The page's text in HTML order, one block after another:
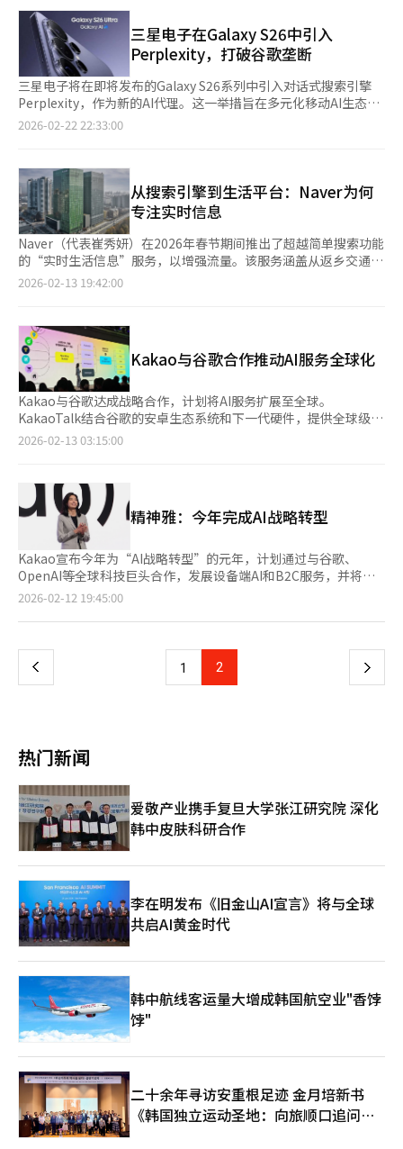
而为发育障碍儿童和慢速学习者设计的‘简易书籍’也被认可为提
升社会包容性的设计案例。郑旭俊，LG电子设计管理中心主任表
示：“我们将从未来准备的角度加强核心业务，发掘新的增长机
会，持续推进以客户为中心的设计创新。”※ 本报道经人工智能
（AI）系统翻译与编辑。
（UI）等9个领域的设计差异性和影响力。三星电子此次在产品、
UX、沟通、概念、服务设计等各领域共获77项奖项，表现出色。
金奖作品“音乐工作室5”以球体和点为灵感，设计成物件型无线
音箱，平时可作为装饰品，前面板微孔设计提供强大音效，设计与
音质兼具。另一金奖作品“可持续家电消耗品概念”利用生产过程
中产生的废料再加工为消耗品材料，并通过颜色区分不同处理方
式，便于用户识别。产品类奖项还包括超薄轻量设计的“Galaxy
S25 Edge”、减少屏幕失真的投影仪“The Freestyle+”、一体
Signage”等。软件类奖项则有增强移动AI体验的“One UI 7”和
分析家电状态及用户模式的智能家居功能“Home Insight”。马
乌罗·波尔奇尼，三星电子首席设计官（CDO），表示：“设计不
仅是产品或客户体验，更是融入人们情感和日常生活的体验。我们
将继续扩展以人为本的沉浸式体验。”※ 本报道经人工智能（AI）
系统翻译与编辑。
三星电子在Galaxy S26中引入
Perplexity，打破谷歌垄断
三星电子将在即将发布的Galaxy S26系列中引入对话式搜索引擎
Perplexity，作为新的AI代理。这一举措旨在多元化移动AI生态系
统，减少对谷歌Gemini的依赖，并为用户提供更多选择。22日，
是“无缝整合”。用户只需按下设备侧面按钮或说出“Hey
Flex”，即可立即启动Perplexity。Perplexity不仅能回答问题，
还能大幅增强设备控制权限，与三星笔记、图库、提醒等应用无缝
连接。例如，用户只需说“将2月26日凌晨3点的Galaxy
Unpacked 2026活动添加到提醒中”，即可完成操作，无需打开
应用。这表明AI代理正从信息搜索向实际操作进化。三星电子表
示，随着AI在日常生活中的应用增加，单一代理难以满足用户多样
化需求。调查显示，80%的AI用户交替使用两个以上的代理。◆
摆脱对谷歌的依赖并实现差异化。去年，三星在Galaxy S24中与谷
歌合作推出了“Circle to Search”，但为了在安卓阵营中与谷歌
Pixel手机和中国制造商区分开来，三星需要独特的武器。
Perplexity被誉为“谷歌的对手”，在提供准确答案和实时信息搜
索方面优于ChatGPT和Gemini。通过与Perplexity合作，三星在
搜索和信息探索方面建立了强大的AI组合。三星的“开放合作”战
略与苹果的封闭生态系统形成鲜明对比。苹果将ChatGPT整合到
其“Apple Intelligence”中，而三星则将谷歌、微软、
心”战略。三星电子MX事业部开发室长崔元俊表示，通过开放合
作，三星扩展了Galaxy设备的AI体验，并将推动AI体验的普及。此
次引入Perplexity预计将对即将发布的Galaxy S26的销量产生积极
影响。在硬件同质化导致换机需求放缓的智能手机市场，拥有“最
聪明的助手”将成为消费者的强大购买动机。业界关注三星主导
的“多AI代理”时代将如何改变移动使用模式。※ 本报道经人工智
能（AI）系统翻译与编辑。
2026-02-22 22:33:00
从搜索引擎到生活平台：Naver为何
专注实时信息
Naver（代表崔秀妍）在2026年春节期间推出了超越简单搜索功能
的“实时生活信息”服务，以增强流量。该服务涵盖从返乡交通状
况到机场出发大厅等待时间，以及假期期间运营的医院信息，旨在
活信息。特别值得注意的是数据的“实时性”和“覆盖面扩大”。
机场信息的提升是最显著的变化。Naver从此次假期开始，将实时
等待信息服务扩展到仁川国际机场第二航站楼。用户可以通过搜
索“仁川机场出发大厅等待时间”或“金浦机场登机时间”来获取
当前等待人数和预计时间，几乎精确到秒。该服务还包括金浦、金
海、济州等主要国内机场的登机时间信息，并结合机场停车场实时
状态、免税店营业时间和航班信息，旨在消除旅客的不确定性。这
被解读为在后疫情时代，平台试图锁定爆炸性增长的海外旅行需
期期间营业的医院和药店信息，并与官方网站链接。考虑到国内用
户在紧急情况下对门户搜索的依赖，还整理了电视特选电影、节庆
和演出信息。搜索“2026年”时，还提供今年变化的主要制度信
息，如2026年最低工资、国民年金保险费率变化、青年未来储蓄
计划启动等经济政策信息，以卡片新闻形式提高信息可达性。业内
分析认为，Naver此举是应对生成式AI时代的“数据堡垒化”战
略。尽管ChatGPT等AI搜索服务崛起，但韩国的节假日交通状况
或本地医院营业时间等“超本地”实时数据仍是Naver的独特竞争
力。如果全球科技巨头在通用知识信息上占优，Naver则通过优化
表演变为即时提供用户所需答案的“答案型搜索”。◆
与“CUE:”结合的个性化助手进化未来，Naver的节日服务将与其
AI搜索服务“CUE:”及“HyperCLOVA X”结合，进一步提升。目
Naver相关人士表示：“为了最大限度减少用户在假期期间的不
来，我们将继续结合AI技术，主动提供符合用户搜索意图的定制信
息。”※ 本报道经人工智能（AI）系统翻译与编辑。
2026-02-13 19:42:00
Kakao与谷歌合作推动AI服务全球化
Kakao与谷歌达成战略合作，计划将AI服务扩展至全球。
KakaoTalk结合谷歌的安卓生态系统和下一代硬件，提供全球级AI
体验。Kakao代表郑信雅在2025年业绩发布会上宣布与谷歌的战
Kanana仅在部分iOS设备上试运行。通过与谷歌合作，Kakao将
优化Kanana服务以适应安卓系统，计划向占韩国市场70%以上的
安卓用户开放AI服务。◆ 安卓优化助力“Kanana”腾飞合作还将
扩展至可穿戴设备。Kakao与谷歌共同开发适用于下一代AI眼镜的
用户界面和体验，目标是通过眼镜实现免提AI生活方式。Kakao计
划在未来设备竞争中成为“必备界面”，而谷歌则通过KakaoTalk
在韩国市场的高占有率，获取其硬件的核心内容。在基础设施方
面，Kakao将大幅引入谷歌的AI专用芯片TPU。郑代表表示，正在
讨论与谷歌云合作运营大规模TPU云。在AI行业面临GPU短缺和高
Kakao计划通过此举优化自身LLM和服务运营成本。业内分析认
为，Kakao的策略是通过与OpenAI和谷歌等全球领导者合作，快
增强多模态AI功能。※ 本报道经人工智能（AI）系统翻译与编辑。
2026-02-13 03:15:00
精神雅：今年完成AI战略转型
Kakao宣布今年为“AI战略转型”的元年，计划通过与谷歌、
OpenAI等全球科技巨头合作，发展设备端AI和B2C服务，并将
KakaoTalk打造成对话式AI代理生态系统的中心。12日，精神雅在
核心业务能力，将子公司数量从150家缩减至94家。Kakao已将组
部门，以加快服务推出速度。◆Kakao版ChatGPT用户突破800
万，使用时间增加20%Kakao的AI战略已显现成效，去年推出
合作扩展业务Kakao通过与谷歌合作，提升“设备端AI”服务，并
利用谷歌云的TPU增强基础设施。精神雅指出，谷歌的合作将提升
设备端AI用户体验，并与OpenAI在B2C AI服务方面的合作将继续
扩大。◆‘Kanana’将在第一季度正式发布Kakao的AI服
务‘Kanana’将在第一季度结束iOS测试后，正式在安卓和iOS平
台发布。精神雅指出，‘Kanana’的60%以上使用模式由AI主动
发起对话，成为用户锁定的关键。◆构建‘代理AI’生态系统
Kakao计划在上半年吸引至少三家核心合作伙伴加入‘代理AI’生
态系统，并通过‘PlayMCP’和‘Agent Builder’连接更多外部
合作伙伴，实现‘代理商务’的盈利验证。精神雅强调，今年将完
成Kakao的AI战略转型。※ 本报道经人工智能（AI）系统翻译与编
辑。
2026-02-12 19:45:00
上
页
1 2 下
热门新闻
爱敬产业携手复旦大学张江研究院 深化
韩中皮肤科研合作
李在明发布《旧金山AI宣言》将与全球
共启AI黄金时代
韩中航线客运量大增成韩国航空业"香饽
饽"
二十余年寻访安重根足迹 金月培新书
《韩国独立运动圣地：向旅顺口追问历